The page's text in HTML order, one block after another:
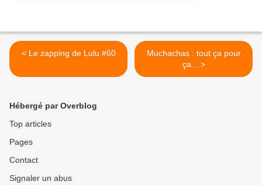
< Le zapping de Lulu #60
Muchachas : tout ça pour
ça... >
Hébergé par Overblog
Top articles
Pages
Contact
Signaler un abus